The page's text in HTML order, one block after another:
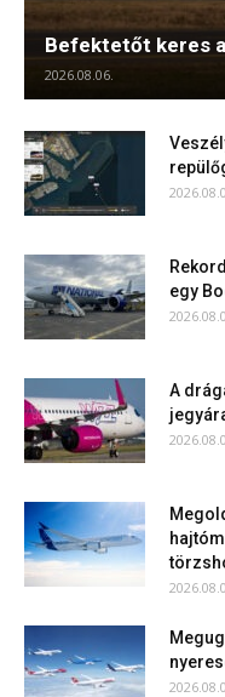
Befektetőt keres
2026.08.06.
egy
A